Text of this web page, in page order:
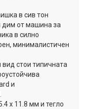
в сив тон
дим от машина за
в силно
минималистичен
стои типичната
и
х 11.8 мм и тегло